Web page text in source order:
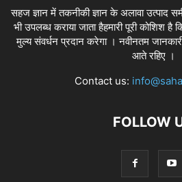
सहज ज्ञान में तकनीकी ज्ञान के अलावा उत्पाद
भी उपलब्ध कराया जाता हैहमारी पूरी
मुल्य संवर्धन प्रदान करेगा । नवीनतम
आते रहिए ।
Contact us:
FOLLOW